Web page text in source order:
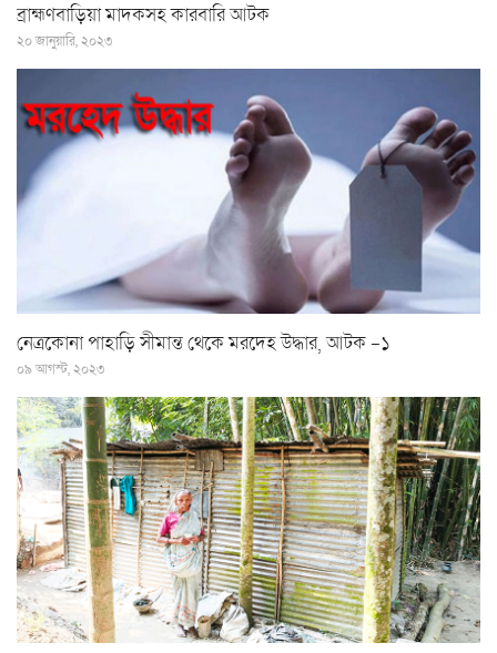
ব্রাহ্মণবাড়িয়া মাদকসহ কারবারি আটক
২০ জানুয়ারি, ২০২৩
নেত্রকোনা পাহাড়ি সীমান্ত থেকে মরদেহ উদ্ধার, আটক -১
০৯ আগস্ট, ২০২৩